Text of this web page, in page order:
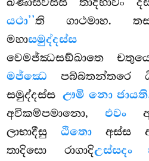
යථා’’ති ගාථමාහ.
මහාසමුද්දස්ස
වෙමජ්ඣසඞ්ඛාතෙ
මජ්ඣෙ පබ්බතන්තරෙ
සමුද්දස්සඌමි නො
අවිකම්පමානො,එවං
ලාභාදීසුඨිතො අස්ස
තාදිසො රාගාදි